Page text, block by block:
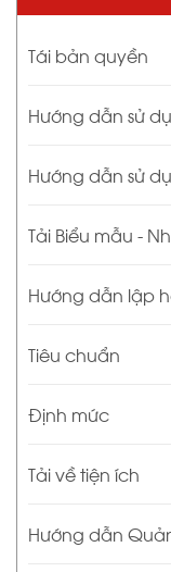
Tái bản quyền
Hướng dẫn sử
Hướng dẫn sử
Tải Biểu mẫu -
Hướng dẫn lập
Tiêu chuẩn
Định mức
Tải về tiện ích
Hướng dẫn